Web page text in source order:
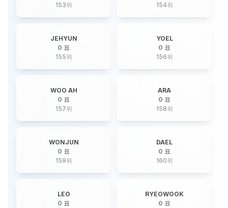
153위
154위
JEHYUN
0 표
155위
YOEL
0 표
156위
WOO AH
0 표
157위
ARA
0 표
158위
WONJUN
0 표
159위
DAEL
0 표
160위
LEO
0 표
RYEOWOOK
0 표